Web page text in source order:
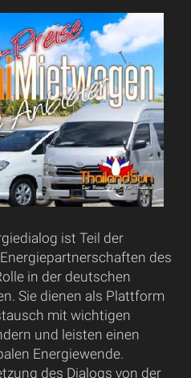
ist Teil der
des
in der deutschen
Sie dienen als Plattform
mit wichtigen
und leisten einen
Energiewende.
des Dialogs von der